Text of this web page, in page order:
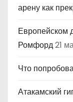
арену как
Европейском
Ромфорд21
Что
Атакамский